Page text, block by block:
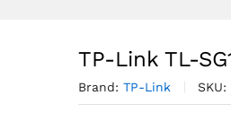
TP-Link TL-
Brand: TP-Link SKU: